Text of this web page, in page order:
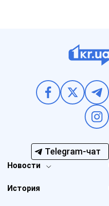
Telegram-чат
Новости
История